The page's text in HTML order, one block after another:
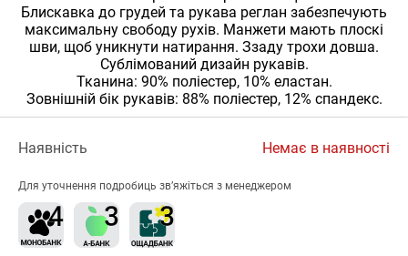
Блискавка до грудей та рукава реглан забезпечують
максимальну свободу рухів. Манжети мають плоскі
шви, щоб уникнути натирання. Ззаду трохи довша.
Сублімований дизайн рукавів.
Тканина: 90% поліестер, 10% еластан.
Зовнішній бік рукавів: 88% поліестер, 12% спандекс.
Наявність Немає в наявності
Для уточнення подробиць зв’яжіться з менеджером